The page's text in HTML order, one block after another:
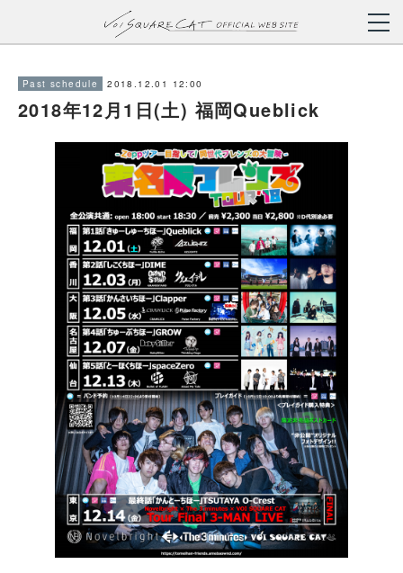
Past schedule 2018.12.01 12:00
2018年12月1日(土) 福岡Queblick